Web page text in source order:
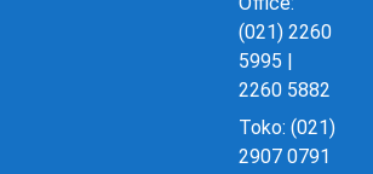
(021) 2260
5995 |
2260 5882
Toko: (021)
2907 0791